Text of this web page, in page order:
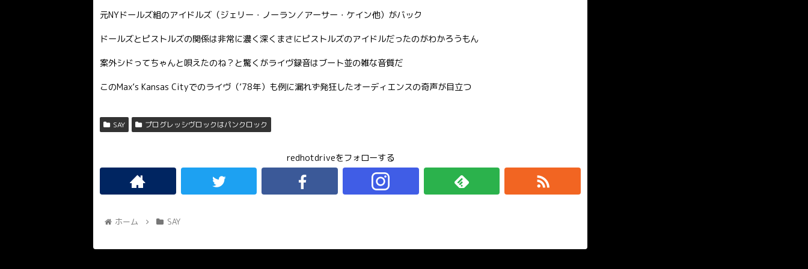
元NYドールズ組のアイドルズ（ジェリー・ノーラン／アーサー・ケイン他）がバック
ドールズとピストルズの関係は非常に濃く深くまさにピストルズのアイドルだったのがわかろうもん
案外シドってちゃんと唄えたのね？と驚くがライヴ録音はブート並の雑な音質だ
このMax’s Kansas Cityでのライヴ（’78年）も例に漏れず発狂したオーディエンスの奇声が目立つ
SAY プログレッシヴロックはパンクロック
redhotdriveをフォローする
ホーム SAY